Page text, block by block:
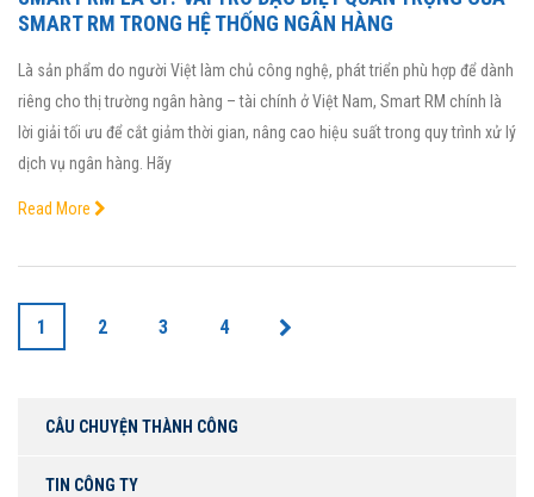
SMART RM TRONG HỆ THỐNG NGÂN HÀNG
Là sản phẩm do người Việt làm chủ công nghệ, phát triển phù hợp để dành
riêng cho thị trường ngân hàng – tài chính ở Việt Nam, Smart RM chính là
lời giải tối ưu để cắt giảm thời gian, nâng cao hiệu suất trong quy trình xử lý
dịch vụ ngân hàng. Hãy
Read More
1 2 3 4
CÂU CHUYỆN THÀNH CÔNG
TIN CÔNG TY